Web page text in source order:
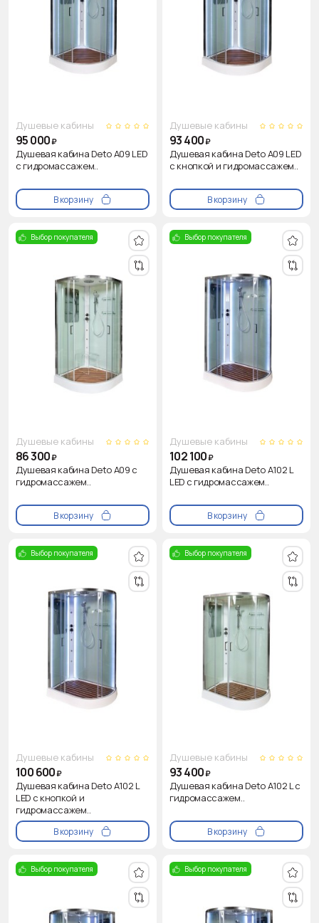
Душевые кабины
95 000₽
Душевая кабина Deto A09 LED
с гидромассажем..
В корзину
Душевые кабины
93 400₽
Душевая кабина Deto A09 LED
с кнопкой и гидромассажем..
В корзину
Выбор покупателя
Душевые кабины
86 300₽
Душевая кабина Deto A09 с
гидромассажем..
В корзину
Выбор покупателя
Душевые кабины
102 100₽
Душевая кабина Deto A102 L
LED с гидромассажем..
В корзину
Выбор покупателя
Душевые кабины
100 600₽
Душевая кабина Deto A102 L
LED с кнопкой и
гидромассажем..
В корзину
Выбор покупателя
Душевые кабины
93 400₽
Душевая кабина Deto A102 L с
гидромассажем..
В корзину
Выбор покупателя Выбор покупателя